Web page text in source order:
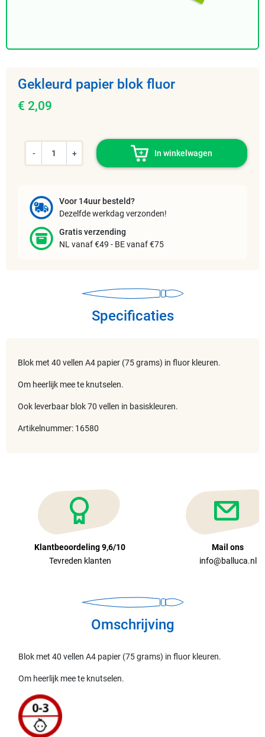
Gekleurd papier blok fluor
€ 2,09
- + In winkelwagen
Voor 14uur besteld?
Dezelfde werkdag verzonden!
Gratis verzending
NL vanaf €49 - BE vanaf €75
Specificaties
Blok met 40 vellen A4 papier (75 grams) in fluor kleuren.
Om heerlijk mee te knutselen.
Ook leverbaar blok 70 vellen in basiskleuren.
Artikelnummer: 16580
Klantbeoordeling 9,6/10
Tevreden klanten
Mail ons
info@balluca.nl
Omschrijving
Blok met 40 vellen A4 papier (75 grams) in fluor kleuren.
Om heerlijk mee te knutselen.